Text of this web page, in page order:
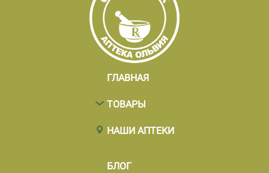
ГЛАВНАЯ
ТОВАРЫ
НАШИ АПТЕКИ
БЛОГ